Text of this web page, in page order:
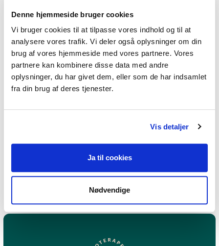
Denne hjemmeside bruger cookies
Vi bruger cookies til at tilpasse vores indhold og til at
analysere vores trafik. Vi deler også oplysninger om din
brug af vores hjemmeside med vores partnere. Vores
partnere kan kombinere disse data med andre
oplysninger, du har givet dem, eller som de har indsamlet
fra din brug af deres tjenester.
Vis detaljer
Ja til cookies
Nødvendige
Kan sorg give træthed?
Hvad er forskellen på sorg og
depression?
Hvad er forskellen på sorg og
savn?
Kan sorg påvirke